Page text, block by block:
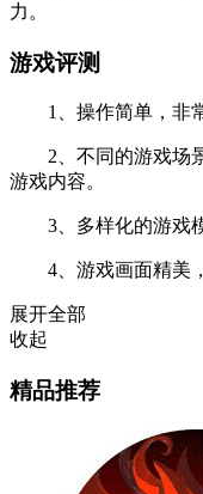
力。
游戏评测
1、操作简单，非常
2、不同的游戏场景
游戏内容。
3、多样化的游戏模
4、游戏画面精美，
展开全部
收起
精品推荐